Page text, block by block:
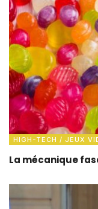
HIGH-TECH / JEUX
La mécanique